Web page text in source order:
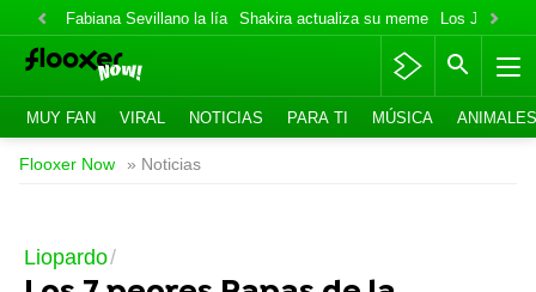
Fabiana Sevillano la lía Shakira actualiza su meme Los Jonas
MUY FAN VIRAL NOTICIAS PARA TI MÚSICA ANIMALES
Flooxer Now » Noticias
Liopardo